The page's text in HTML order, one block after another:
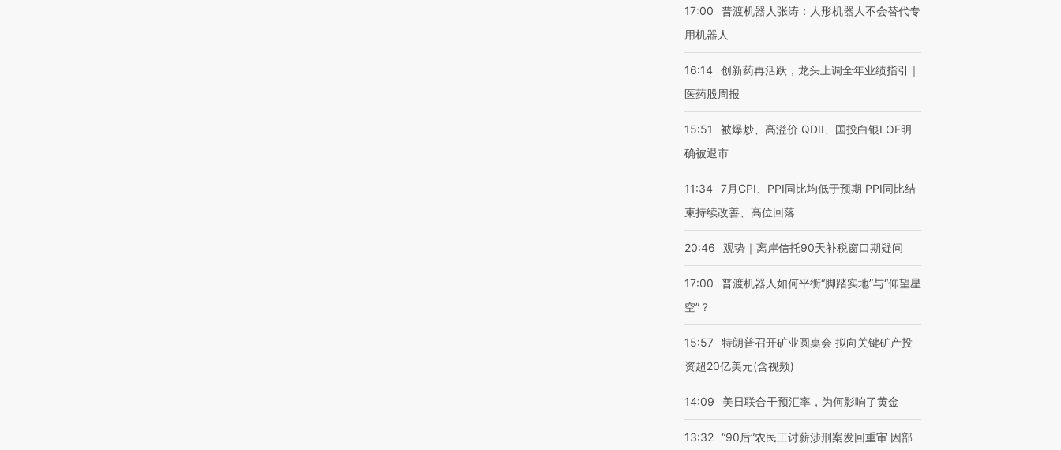
17:00
普渡机器人张涛：人形机器人不会替代专
用机器人
16:14 创新药再活跃，龙头上调全年业绩指引｜
医药股周报
15:51
被爆炒、高溢价 QDII、国投白银LOF明
确被退市
11:34 7月CPI、PPI同比均低于预期 PPI同比结
束持续改善、高位回落
20:46 观势｜离岸信托90天补税窗口期疑问
17:00
普渡机器人如何平衡“脚踏实地”与“仰望星
空”？
15:57 特朗普召开矿业圆桌会 拟向关键矿产投
资超20亿美元(含视频)
14:09 美日联合干预汇率，为何影响了黄金
13:32 “90后”农民工讨薪涉刑案发回重审 因部